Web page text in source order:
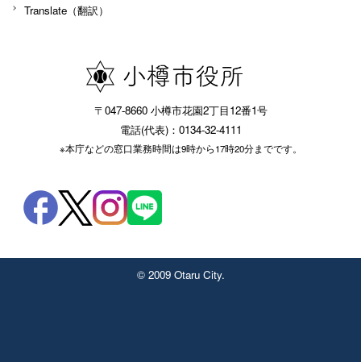
Translate（翻訳）
〒047-8660 小樽市花園2丁目12番1号
電話(代表)：0134-32-4111
※本庁などの窓口業務時間は9時から17時20分までです。
© 2009 Otaru City.